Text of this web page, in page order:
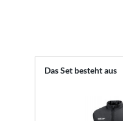
Das Set besteht aus